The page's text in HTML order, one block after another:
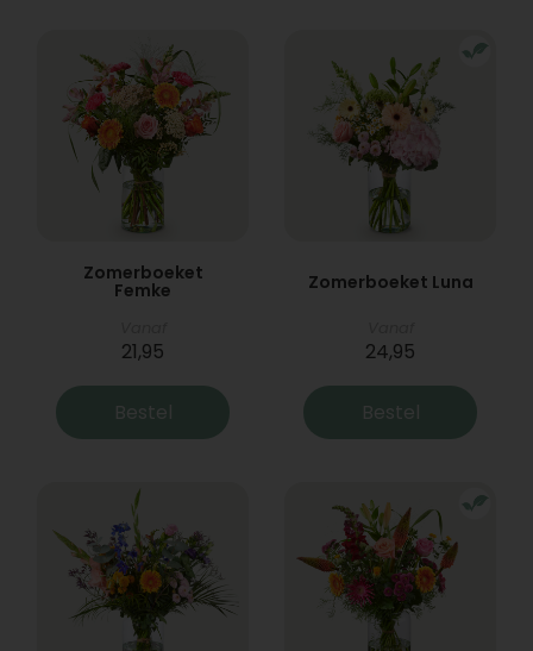
Zomerboeket
Femke
21,95
Bestel
Zomerboeket Luna
24,95
Bestel